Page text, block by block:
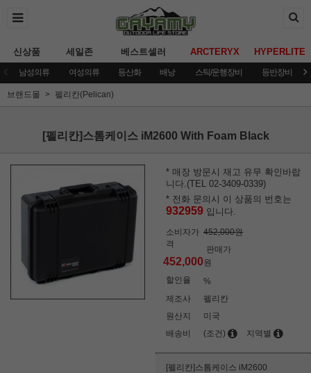
신상품 세일존 베스트셀러 ARCTERYX HYPERLITE
남성의류 여성의류 등산화 배낭 스틱/운행장비 등반장비
브랜드몰 펠리칸(Pelican)
[펠리칸]스톰케이스 iM2600 With Foam Black
* 매장 방문시 재고 유무 확인바랍
니다.(TEL 02-3409-0339)
* 전화 문의시 이 상품의 번호는
932959 입니다.
소비자가
격
452,000원
판매가
452,000원
할인율
%
제조사
펠리칸
원산지
미국
배송비
(조건) 지역별
[펠리칸]스톰케이스 iM2600